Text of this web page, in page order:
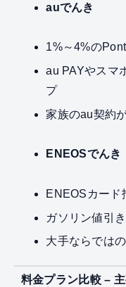
auでんき
1%～4%の
au PAYやスマ
プ
家族のau契約
ENEOSでんき
ENEOSカード
ガソリン値引
大手ならでは
料金プラン比較 –